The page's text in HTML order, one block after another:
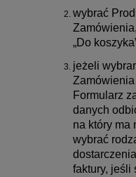
wybrać
„Do
jeżeli
Zamówienia
Formularz
danych
na który ma
wybrać
faktury, jeśli